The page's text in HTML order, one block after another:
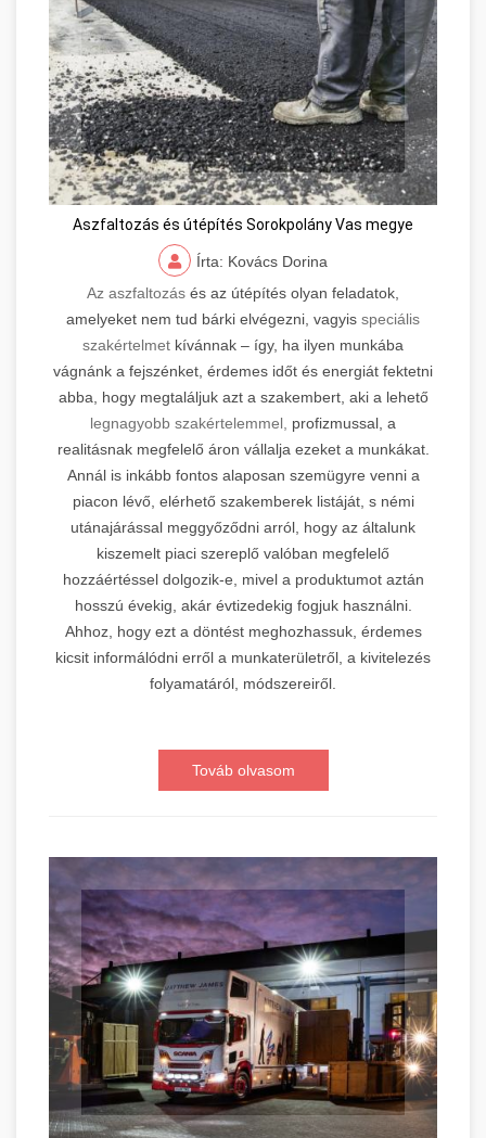
Aszfaltozás és útépítés Sorokpolány Vas megye
Írta: Kovács Dorina
Az aszfaltozás és az útépítés olyan feladatok,
amelyeket nem tud bárki elvégezni, vagyis speciális
szakértelmet kívánnak – így, ha ilyen munkába
vágnánk a fejszénket, érdemes időt és energiát fektetni
abba, hogy megtaláljuk azt a szakembert, aki a lehető
legnagyobb szakértelemmel, profizmussal, a
realitásnak megfelelő áron vállalja ezeket a munkákat.
Annál is inkább fontos alaposan szemügyre venni a
piacon lévő, elérhető szakemberek listáját, s némi
utánajárással meggyőződni arról, hogy az általunk
kiszemelt piaci szereplő valóban megfelelő
hozzáértéssel dolgozik-e, mivel a produktumot aztán
hosszú évekig, akár évtizedekig fogjuk használni.
Ahhoz, hogy ezt a döntést meghozhassuk, érdemes
kicsit informálódni erről a munkaterületről, a kivitelezés
folyamatáról, módszereiről.
Továb olvasom